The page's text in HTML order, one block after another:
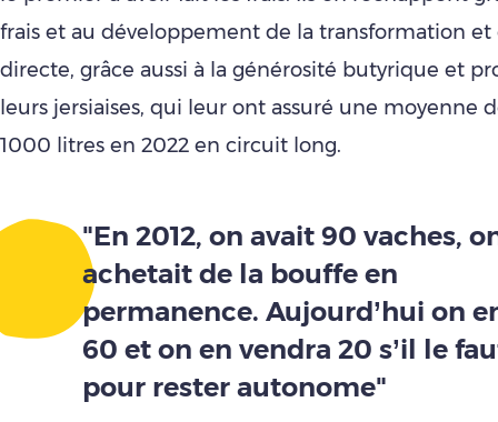
frais et au développement de la transformation et
directe, grâce aussi à la générosité butyrique et
leurs jersiaises, qui leur ont assuré une moyenne
1000 litres en 2022 en circuit long.
"En 2012, on avait 90 vaches,
achetait de la bouffe en
permanence. Aujourd’hui on
60 et on en vendra 20 s’il le
pour rester autonome"